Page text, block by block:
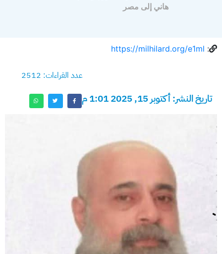
هاني إلى مصر
:
https://milhilard.org/e1ml
عدد القراءات: 2512
تاريخ النشر: أكتوبر 15, 2025 1:01 م